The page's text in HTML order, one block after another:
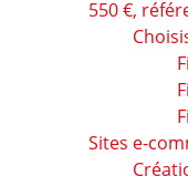
550 €,
Sites e-